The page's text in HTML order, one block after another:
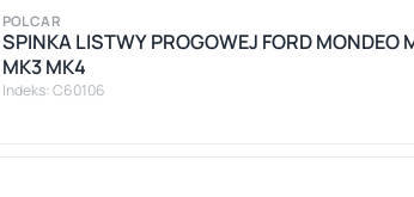
POLCAR
SPINKA LISTWY PROGOWEJ FORD MONDEO
MK3 MK4
Indeks: C60106